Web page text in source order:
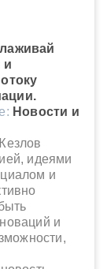
и
Новости и
идеями
и
и